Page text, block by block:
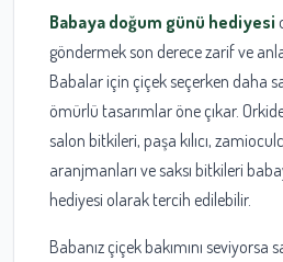
Babaya doğum günü hediyesi
göndermek son derece zarif ve
Babalar için çiçek seçerken daha
ömürlü tasarımlar öne çıkar.
salon bitkileri, paşa kılıcı,
aranjmanları ve saksı bitkileri
hediyesi olarak tercih edilebilir.
Babanız çiçek bakımını seviyorsa